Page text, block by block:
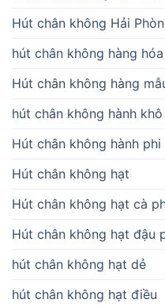
Hút chân không Hải
hút chân không hàng hóa
Hút chân không hàng
hút chân không hành khô
Hút chân không hành phi
Hút chân không hạt
Hút chân không hạt cà
Hút chân không hạt đậu
hút chân không hạt dẻ
hút chân không hạt điều